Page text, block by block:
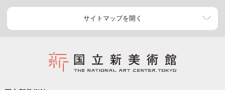
サイトマップを開く